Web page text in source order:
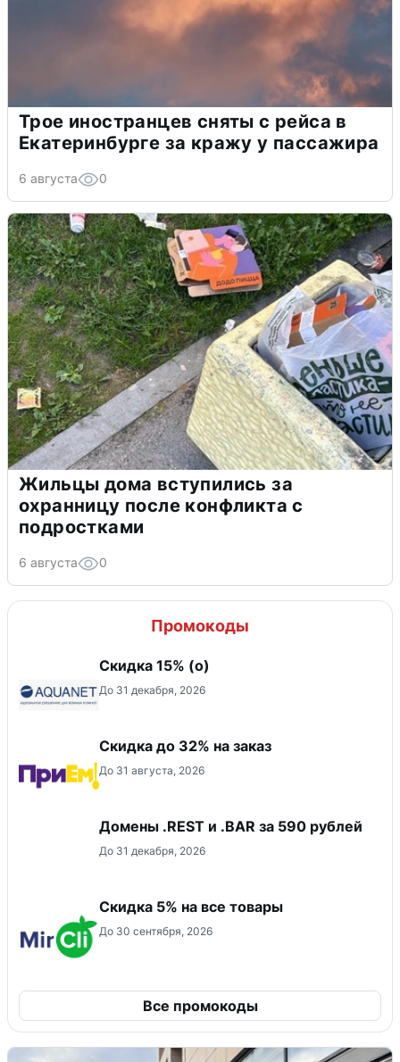
Трое иностранцев сняты с рейса в
Екатеринбурге за кражу у пассажира
6 августа 0
Жильцы дома вступились за
охранницу после конфликта с
подростками
6 августа 0
Промокоды
Скидка 15% (о)
До 31 декабря, 2026
Скидка до 32% на заказ
До 31 августа, 2026
Домены .REST и .BAR за 590 рублей
До 31 декабря, 2026
Скидка 5% на все товары
До 30 сентября, 2026
Все промокоды